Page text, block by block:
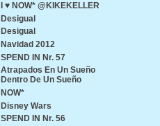
I ♥ NOW* @KIKEKELLER
Desigual
Desigual
Navidad 2012
SPEND IN Nr. 57
Atrapados En Un Sueño
Dentro De Un Sueño
NOW*
Disney Wars
SPEND IN Nr. 56